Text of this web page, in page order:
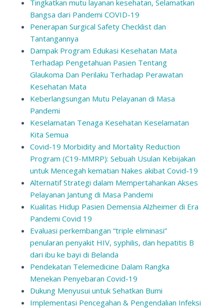
Tingkatkan mutu layanan kesehatan, Selamatkan
Bangsa dari Pandemi COVID-19
Penerapan Surgical Safety Checklist dan
Tantangannya
Dampak Program Edukasi Kesehatan Mata
Terhadap Pengetahuan Pasien Tentang
Glaukoma Dan Perilaku Terhadap Perawatan
Kesehatan Mata
Keberlangsungan Mutu Pelayanan di Masa
Pandemi
Keselamatan Tenaga Kesehatan Keselamatan
Kita Semua
Covid-19 Morbidity and Mortality Reduction
Program (C19-MMRP): Sebuah Usulan Kebijakan
untuk Mencegah kematian Nakes akibat Covid-19
Alternatif Strategi dalam Mempertahankan Akses
Pelayanan Jantung di Masa Pandemi
Kualitas Hidup Pasien Demensia Alzheimer di Era
Pandemi Covid 19
Evaluasi perkembangan “triple eliminasi”
penularan penyakit HIV, syphilis, dan hepatitis B
dari ibu ke bayi di Belanda
Pendekatan Telemedicine Dalam Rangka
Menekan Penyebaran Covid-19
Dukung Menyusui untuk Sehatkan Bumi
Implementasi Pencegahan & Pengendalian Infeksi